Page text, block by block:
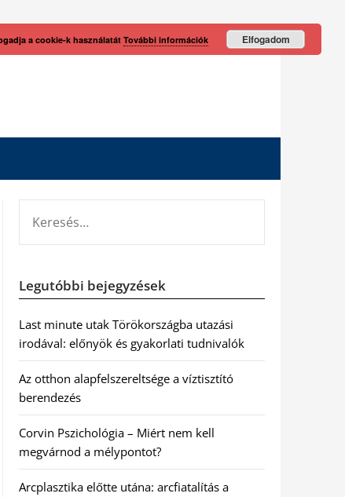
Legutóbbi bejegyzések
Last minute utak Törökországba utazási
irodával: előnyök és gyakorlati tudnivalók
Az otthon alapfelszereltsége a víztisztító
berendezés
Corvin Pszichológia – Miért nem kell
megvárnod a mélypontot?
Arcplasztika előtte utána: arcfiatalítás a
a cookie-k használatát További információk Elfogadom